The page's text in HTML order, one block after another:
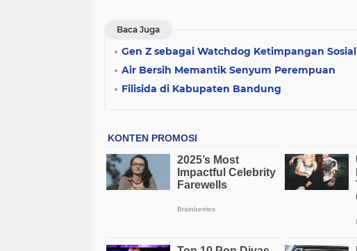
Baca Juga
Gen Z sebagai Watchdog Ketimpangan Sosial
Air Bersih Memantik Senyum Perempuan
Filisida di Kabupaten Bandung